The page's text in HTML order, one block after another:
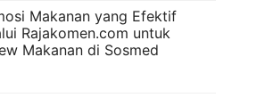
Makanan yang Efektif
Rajakomen.com untuk
Makanan di Sosmed